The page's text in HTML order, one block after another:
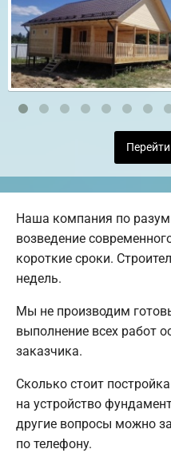
Наша компания по
возведение
короткие сроки.
недель.
Мы не производим
выполнение всех работ
заказчика.
Сколько стоит
на устройство
другие вопросы можно
по телефону.